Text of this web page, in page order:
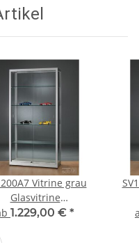
Vitrine grau
Glasvitrine
1.229,00 € *